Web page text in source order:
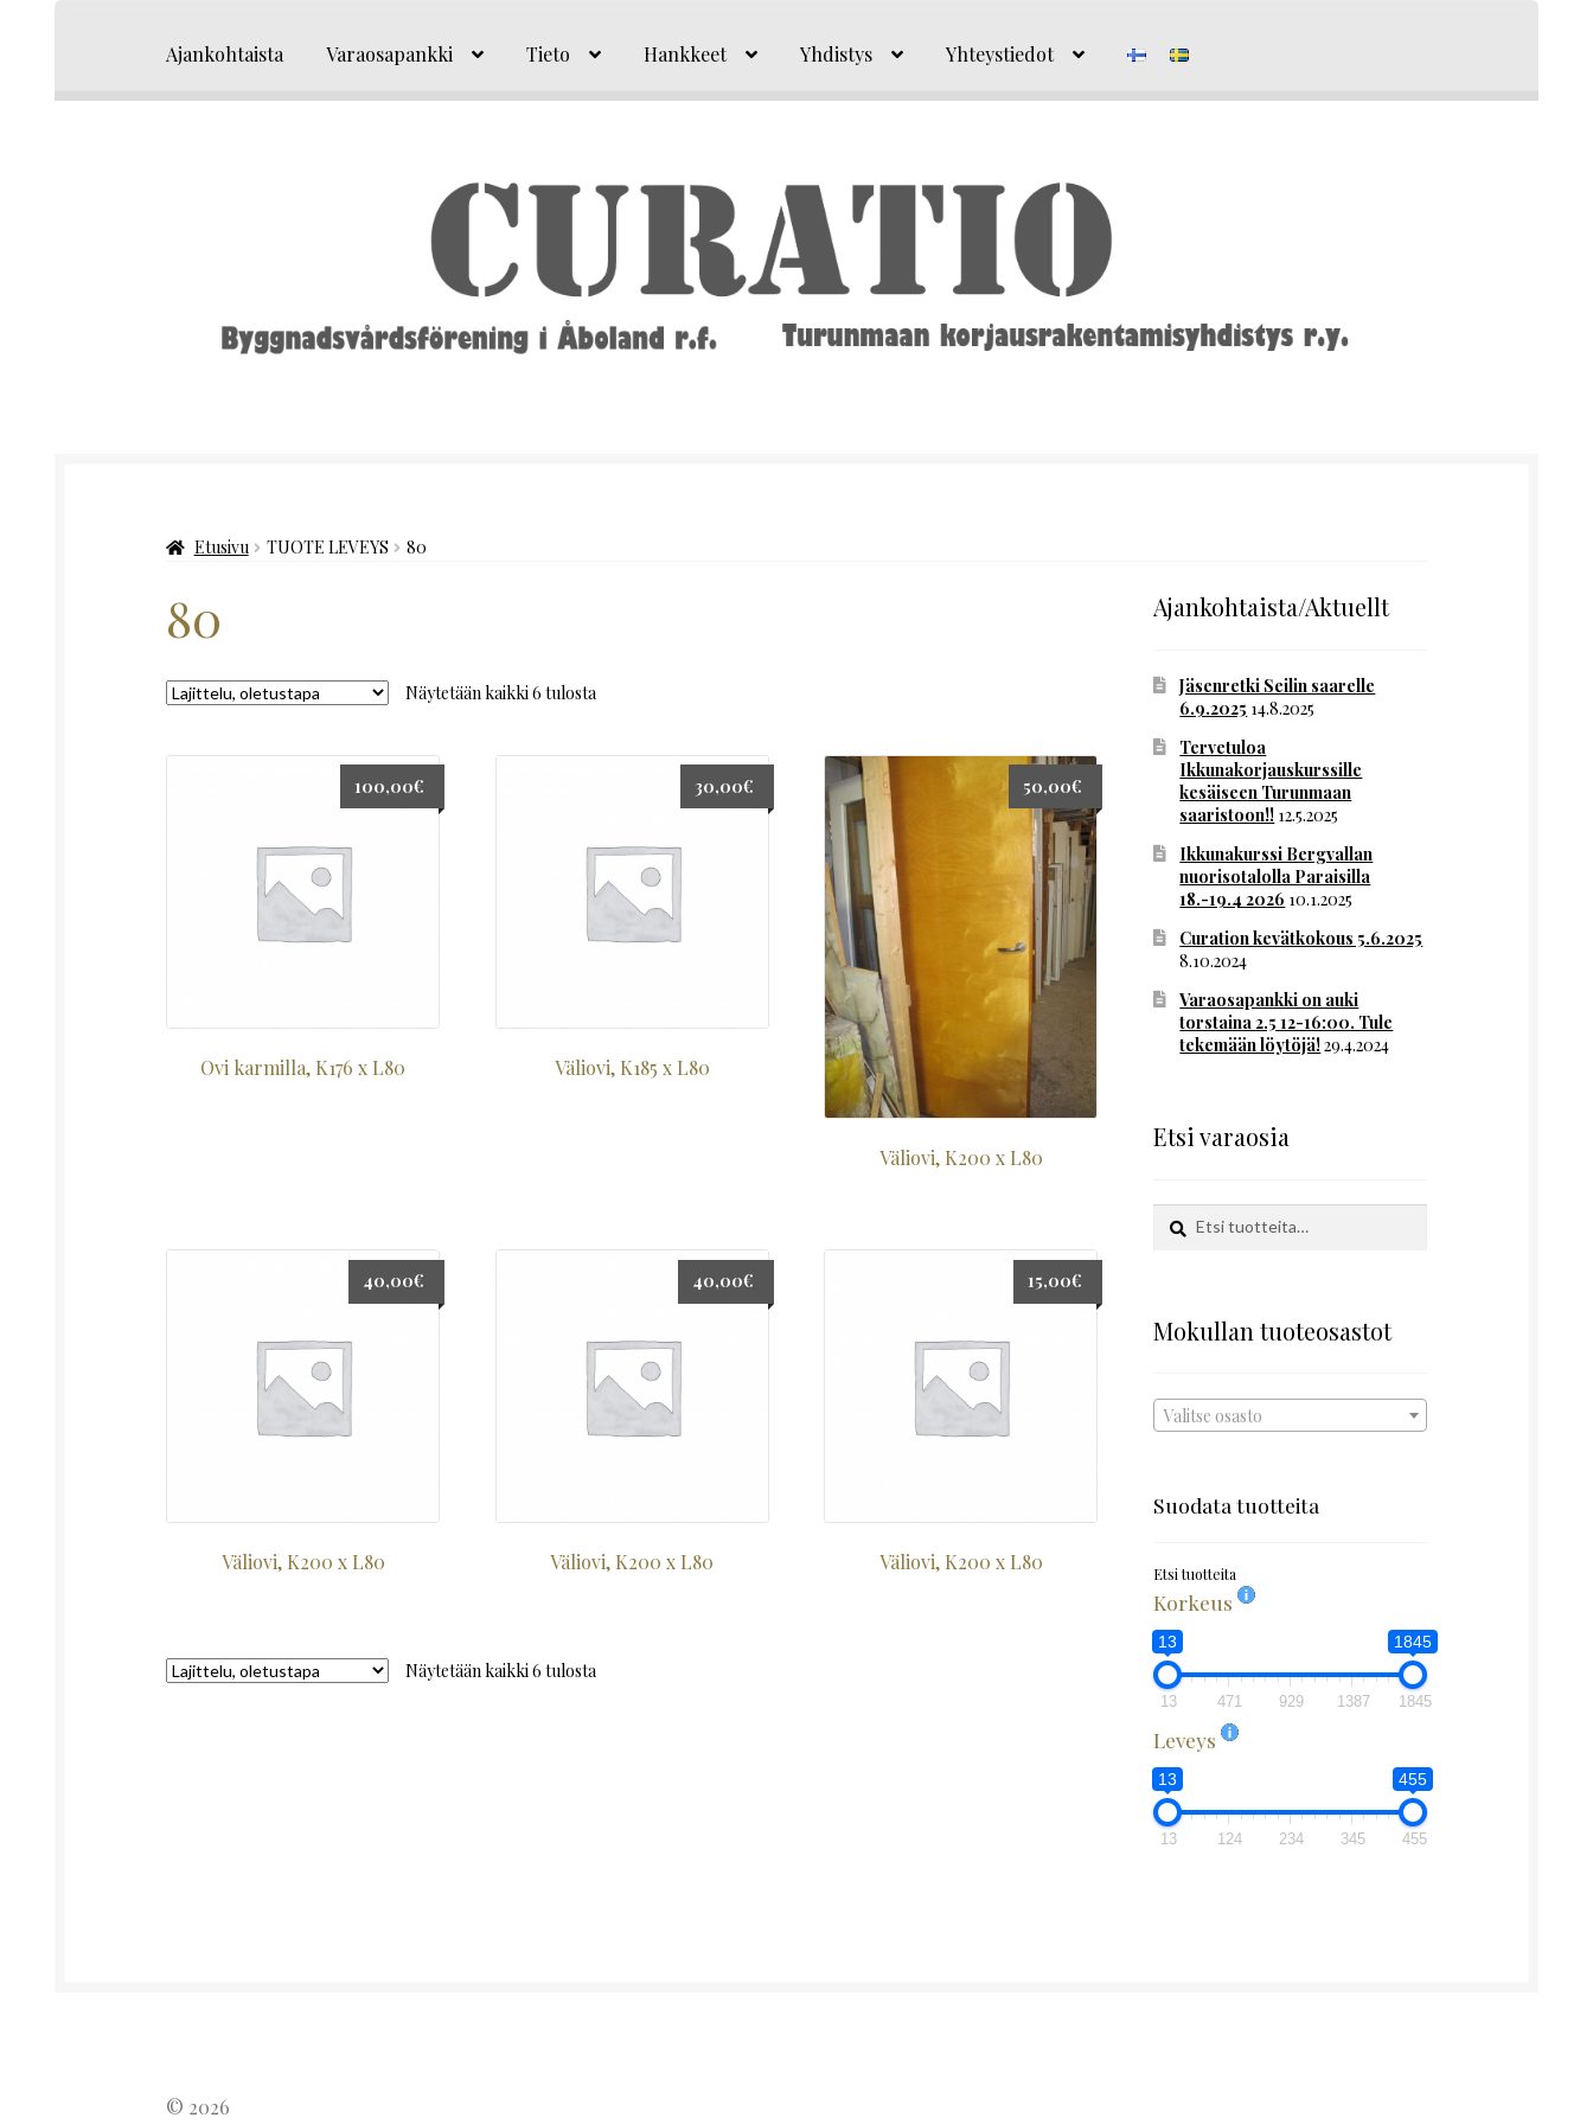
navigointiin
sisältöön
Ajankohtaista Varaosapankki Tieto Hankkeet Yhdistys Yhteystiedot
Etusivu TUOTE LEVEYS 80
80
Näytetään kaikki 6 tulosta
Ovi karmilla, K176 x L80
100,00€
Väliovi, K185 x L80
30,00€
Väliovi, K200 x L80
50,00€
Väliovi, K200 x L80
40,00€
Väliovi, K200 x L80
40,00€
Väliovi, K200 x L80
15,00€
Näytetään kaikki 6 tulosta
Ajankohtaista/Aktuellt
Jäsenretki Seilin saarelle
6.9.2025 14.8.2025
Tervetuloa
Ikkunakorjauskurssille
kesäiseen Turunmaan
saaristoon!! 12.5.2025
Ikkunakurssi Bergvallan
nuorisotalolla Paraisilla
18.-19.4 2026 10.1.2025
Curation kevätkokous 5.6.2025
8.10.2024
Varaosapankki on auki
torstaina 2.5 12-16:00. Tule
tekemään löytöjä!29.4.2024
Etsi varaosia
Etsi:
Haku
Mokullan tuoteosastot
Valitse osasto
Suodata tuotteita
Etsi tuotteita
Korkeus
13 1845
13 471 929 1387 1845
Leveys
13 455
13 124 234 345 455
© 2026